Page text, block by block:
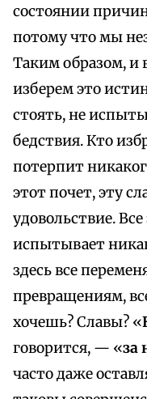
состоянии
потому что мы
Таким образом, и
изберем это
стоять, не
бедствия. Кто
потерпит
этот почет, эту
удовольствие.
испытывает
здесь все
превращениям,
хочешь? Славы? «
говорится, — «за
часто даже